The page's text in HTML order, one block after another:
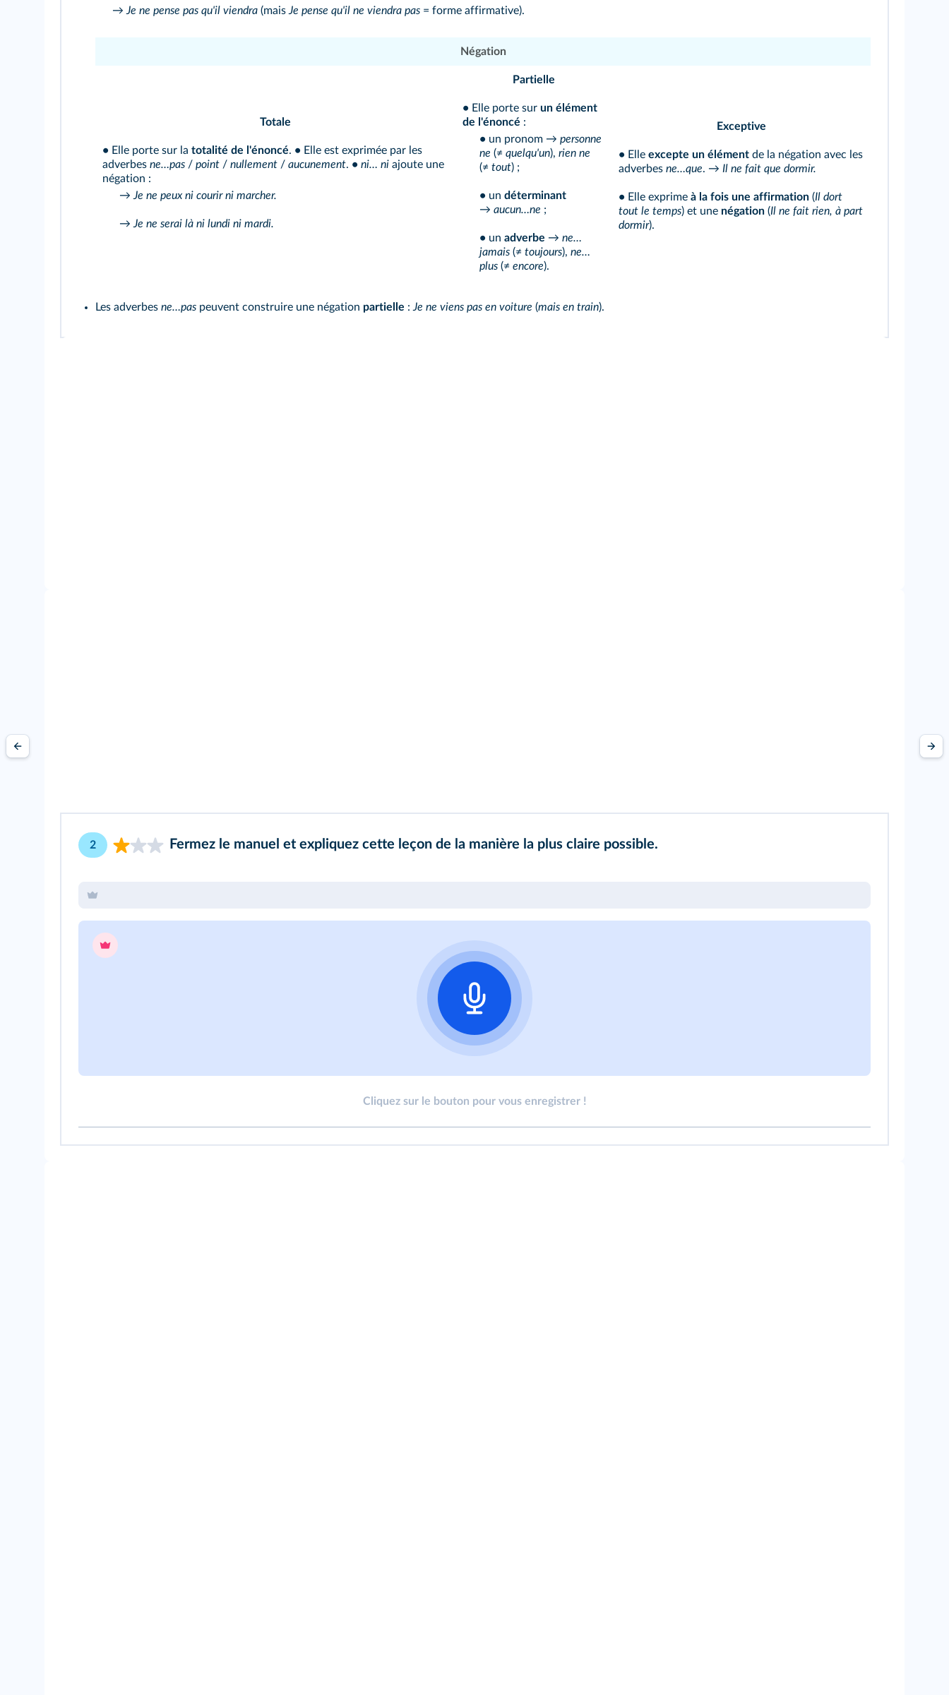
→ Je ne pense pas qu'il viendra (mais Je pense qu'il ne viendra pas = forme affirmative).
Négation
Totale
• Elle porte sur la totalité de l'énoncé. • Elle est exprimée par les
adverbes ne…pas / point / nullement / aucunement. • ni… ni ajoute une
négation :
→ Je ne peux ni courir ni marcher.
→ Je ne serai là ni lundi ni mardi.
Partielle
• Elle porte sur un élément
de l'énoncé :
• un pronom → personne
ne (≠ quelqu'un), rien ne
(≠ tout) ;
• un déterminant
→ aucun…ne ;
• un adverbe → ne…
jamais (≠ toujours), ne…
plus (≠ encore).
Exceptive
• Elle excepte un élément de la négation avec les
adverbes ne…que. → Il ne fait que dormir.
• Elle exprime à la fois une affirmation (Il dort
tout le temps) et une négation (Il ne fait rien, à part
dormir).
Les adverbes ne…pas peuvent construire une négation partielle : Je ne viens pas en voiture (mais en train).
2 Fermez le manuel et expliquez cette leçon de la manière la plus claire possible.
Cliquez sur le bouton pour vous enregistrer !